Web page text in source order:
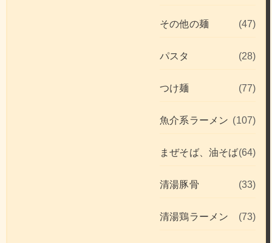
その他の麺 (47)
パスタ (28)
つけ麺 (77)
魚介系ラーメン (107)
まぜそば、油そば(64)
清湯豚骨 (33)
清湯鶏ラーメン (73)